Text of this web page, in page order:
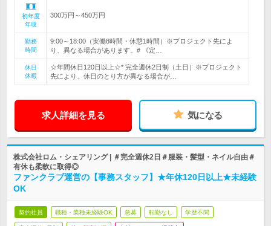
初年度
年収
300万円～450万円
勤務
時間
9:00～18:00（実働8時間・休憩1時間）※プロジェクト先によ
り、異なる場合があります。# 《定…
休日
休暇
☆年間休日120日以上☆* 完全週休2日制（土日）※プロジェクト
先により、休日のとり方が異なる場合が…
求人詳細を見る 気になる
株式会社ロム・シェアリング | ＃完全週休2日＃服装・髪型・ネイル自由＃
有休も柔軟に取得◎
ファンクラブ運営の【事務スタッフ】★年休120日以上★未経験
OK
契約社員 職種・業種未経験OK 急募 転勤なし 学歴不問